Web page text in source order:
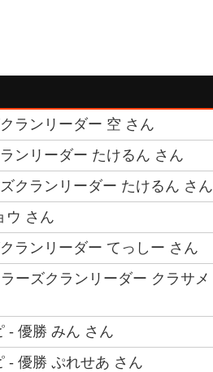
ランリーダー 空 さん
ンリーダー たけるん さん
クランリーダー たけるん さん
ウ さん
ランリーダー てっしー さん
ーズクランリーダー クラサメ
- 優勝 みん さん
- 優勝 ぷれせあ さん